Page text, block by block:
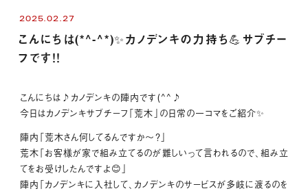
2025.02.27
こんにちは(*^-^*)✨カノデンキの力持ち💪サブチー
フです！！
こんにちは♪カノデンキの陣内です(^^♪
今日はカノデンキサブチーフ「荒木」の日常の一コマをご紹介✨
陣内「荒木さん何してるんですか～？」
荒木「お客様が家で組み立てるのが難しいって言われるので、組み立
てをお受けしたんですよ😊」
陣内「カノデンキに入社して、カノデンキのサービスが多岐に渡るのを